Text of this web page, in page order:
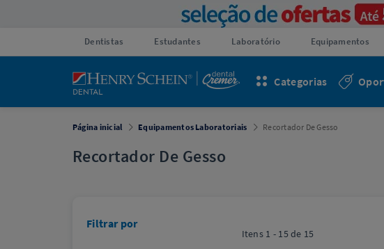
Dentistas Estudantes Laboratório Equipamentos
Categorias
Página inicial Equipamentos Laboratoriais Recortador De Gesso
Recortador De Gesso
Itens 1 - 15 de 15
Filtrar por